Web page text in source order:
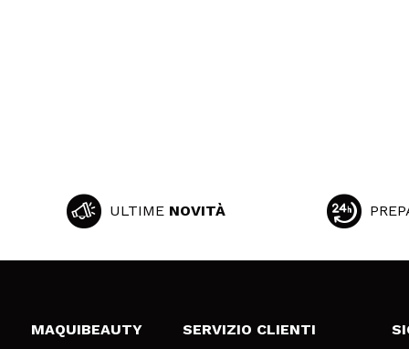
ULTIME NOVITÀ
MAQUIBEAUTY SERVIZIO CLIENTI